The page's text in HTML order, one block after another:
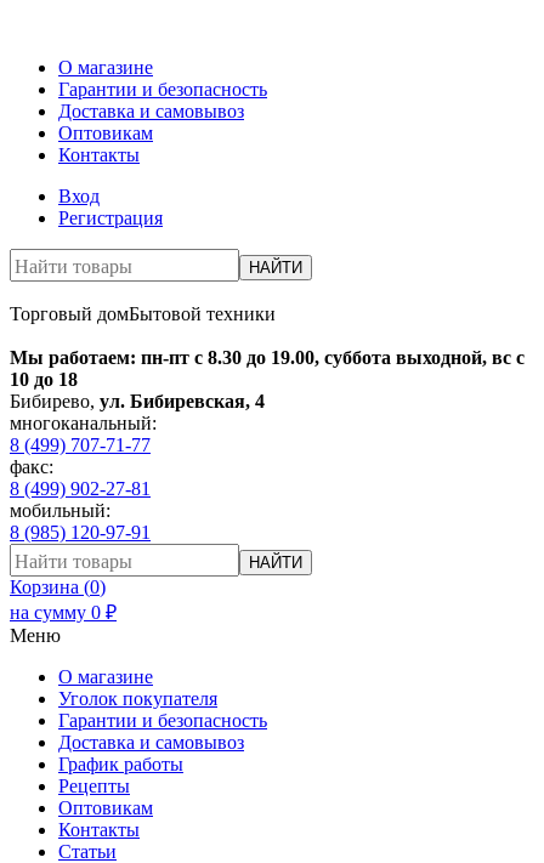
О магазине
Гарантии и безопасность
Доставка и самовывоз
Оптовикам
Контакты
Вход
Регистрация
НАЙТИ
Торговый домБытовой техники
Мы работаем: пн-пт с 8.30 до 19.00, суббота выходной, вс с
10 до 18
Бибирево, ул. Бибиревская, 4
многоканальный:
8 (499) 707-71-77
факс:
8 (499) 902-27-81
мобильный:
8 (985) 120-97-91
НАЙТИ
Корзина (0)
на сумму 0 ₽
Меню
О магазине
Уголок покупателя
Гарантии и безопасность
Доставка и самовывоз
График работы
Рецепты
Оптовикам
Контакты
Статьи